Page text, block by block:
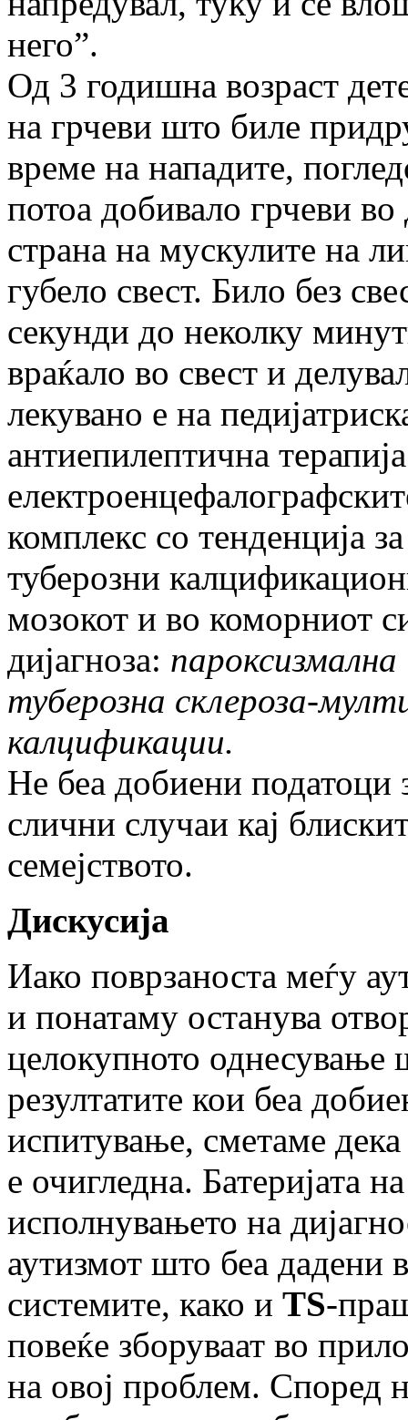
него”.
Од 3 годишна возраст
на грчеви што биле
време на нападите,
потоа добивало грчеви во
страна на мускулите на
губело свест. Било без
секунди до неколку
враќало во свест и
лекувано е на
антиепилептична
комплекс со тенденција
туберозни
мозокот и во коморниот
дијагноза:
туберозна склероза-
калцификации.
Не беа добиени податоци
слични случаи кај
семејството.
Дискусија
Иако поврзаноста меѓу
и понатаму останува
целокупното однесување
резултатите кои беа
испитување, сметаме
е очигледна. Батеријата
исполнувањето на
аутизмот што беа дадени
системите, како и TS-
повеќе зборуваат во
на овој проблем. Според